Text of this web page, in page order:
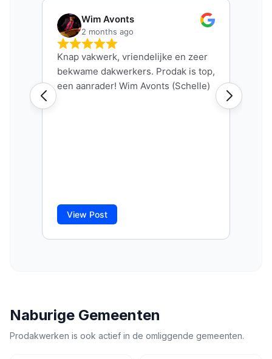
Naburige Gemeenten
Prodakwerken is ook actief in de omliggende gemeenten.